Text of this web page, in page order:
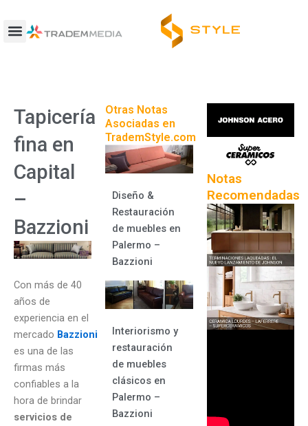
contenido
Tapicería
fina en
Capital
–
Bazzioni
Con más de 40
años de
experiencia en el
mercado Bazzioni
es una de las
firmas más
confiables a la
hora de brindar
servicios de
Otras Notas
Asociadas en
TrademStyle.com
Diseño &
Restauración
de muebles en
Palermo –
Bazzioni
Interiorismo y
restauración
de muebles
clásicos en
Palermo –
Bazzioni
Notas
Recomendadas